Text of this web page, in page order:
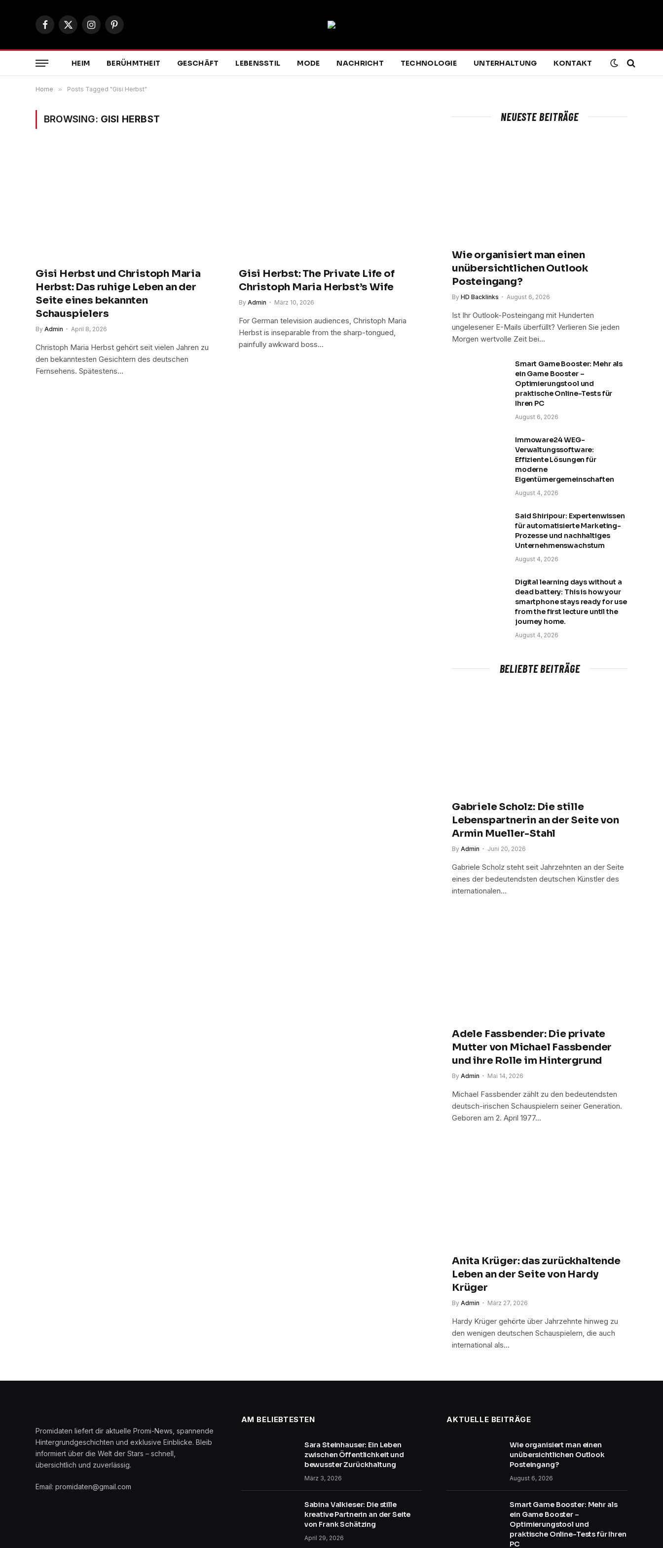
Facebook
X
InstagramPinterest
HEIM BERÜHMTHEIT GESCHÄFT LEBENSSTIL MODE NACHRICHT TECHNOLOGIE UNTERHALTUNG KONTAKT
Home » Posts Tagged "Gisi Herbst"
BROWSING: GISI HERBST
Gisi Herbst und Christoph Maria
Herbst: Das ruhige Leben an der
Seite eines bekannten
Schauspielers
By Admin April 8, 2026
Christoph Maria Herbst gehört seit vielen Jahren zu
den bekanntesten Gesichtern des deutschen
Fernsehens. Spätestens…
Gisi Herbst: The Private Life of
Christoph Maria Herbst’s Wife
By Admin März 10, 2026
For German television audiences, Christoph Maria
Herbst is inseparable from the sharp-tongued,
painfully awkward boss…
NEUESTE BEITRÄGE
Wie organisiert man einen
unübersichtlichen Outlook
Posteingang?
By HD Backlinks August 6, 2026
Ist Ihr Outlook-Posteingang mit Hunderten
ungelesener E-Mails überfüllt? Verlieren Sie jeden
Morgen wertvolle Zeit bei…
Smart Game Booster: Mehr als
ein Game Booster –
Optimierungstool und
praktische Online-Tests für
Ihren PC
August 6, 2026
Immoware24 WEG-
Verwaltungssoftware:
Effiziente Lösungen für
moderne
Eigentümergemeinschaften
August 4, 2026
Said Shiripour: Expertenwissen
für automatisierte Marketing-
Prozesse und nachhaltiges
Unternehmenswachstum
August 4, 2026
Digital learning days without a
dead battery: This is how your
smartphone stays ready for use
from the first lecture until the
journey home.
August 4, 2026
BELIEBTE BEITRÄGE
Gabriele Scholz: Die stille
Lebenspartnerin an der Seite von
Armin Mueller-Stahl
By Admin Juni 20, 2026
Gabriele Scholz steht seit Jahrzehnten an der Seite
eines der bedeutendsten deutschen Künstler des
internationalen…
Adele Fassbender: Die private
Mutter von Michael Fassbender
und ihre Rolle im Hintergrund
By Admin Mai 14, 2026
Michael Fassbender zählt zu den bedeutendsten
deutsch-irischen Schauspielern seiner Generation.
Geboren am 2. April 1977…
Anita Krüger: das zurückhaltende
Leben an der Seite von Hardy
Krüger
By Admin März 27, 2026
Hardy Krüger gehörte über Jahrzehnte hinweg zu
den wenigen deutschen Schauspielern, die auch
international als…
Promidaten liefert dir aktuelle Promi-News, spannende
Hintergrundgeschichten und exklusive Einblicke. Bleib
informiert über die Welt der Stars – schnell,
übersichtlich und zuverlässig.
Email: promidaten@gmail.com
AM BELIEBTESTEN
Sara Steinhauser: Ein Leben
zwischen Öffentlichkeit und
bewusster Zurückhaltung
März 3, 2026
Sabina Valkieser: Die stille
kreative Partnerin an der Seite
von Frank Schätzing
April 29, 2026
AKTUELLE BEITRÄGE
Wie organisiert man einen
unübersichtlichen Outlook
Posteingang?
August 6, 2026
Smart Game Booster: Mehr als
ein Game Booster –
Optimierungstool und
praktische Online-Tests für Ihren
PC